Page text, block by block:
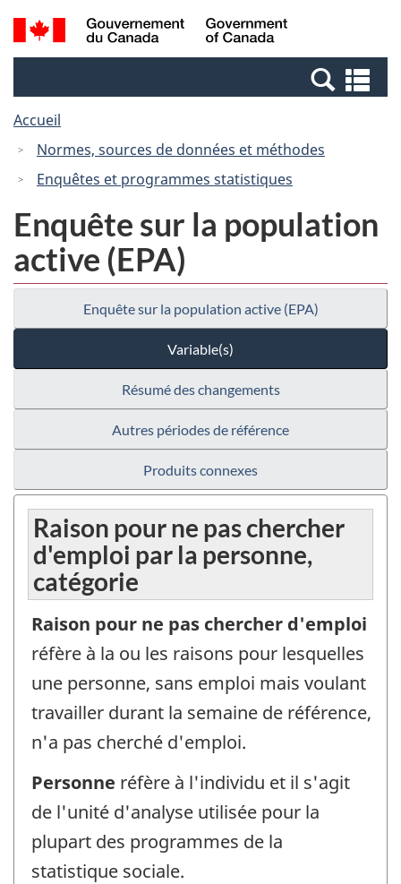
Passer
au
Passer
à
Canada
Recherche
et
et
Accueil
Normes, sources de données et méthodes
Enquêtes et programmes statistiques
Enquête sur la population
active (EPA)
Enquête sur la population active (EPA)
Variable(s)
Résumé des changements
Autres périodes de référence
Produits connexes
Raison pour ne pas chercher
d'emploi par la personne,
catégorie
Raison pour ne pas chercher d'emploi
réfère à la ou les raisons pour lesquelles
une personne, sans emploi mais voulant
travailler durant la semaine de référence,
n'a pas cherché d'emploi.
Personne réfère à l'individu et il s'agit
de l'unité d'analyse utilisée pour la
plupart des programmes de la
statistique sociale.